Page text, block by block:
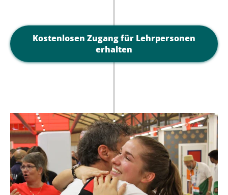
Kostenlosen Zugang für Lehrpersonen
erhalten